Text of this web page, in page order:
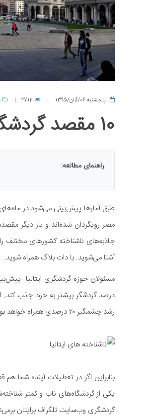
پنجشنبه 06/آبان/1395 2712
10 مقصد گردشگری ناشناخته و رویایی در ایتالیا
راهنمای مطالعه:
طبق آمارها پیش‌بینی می‌شود در ماه‌های
مصر رویگردان شده‌اند و بار دیگر
جاذبه‌های ناشناخته کشورهای مختلف
آشنا می‌شوید. با دات بلاگ همراه شوید.
رشد چشمگیر ۲۰ درصدی همراه خواهد بود.
بنابراین اگر در تعطیلات آینده شما
یکی از گردشگاه‌های ناب و کمتر
گردشگری وب‌سایت تلگراف برایتان